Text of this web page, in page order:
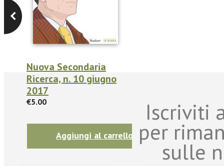
Nuova Secondaria
Ricerca, n. 10 giugno
2017
€5.00
Aggiungi al carrello
Iscriviti
per
sulle